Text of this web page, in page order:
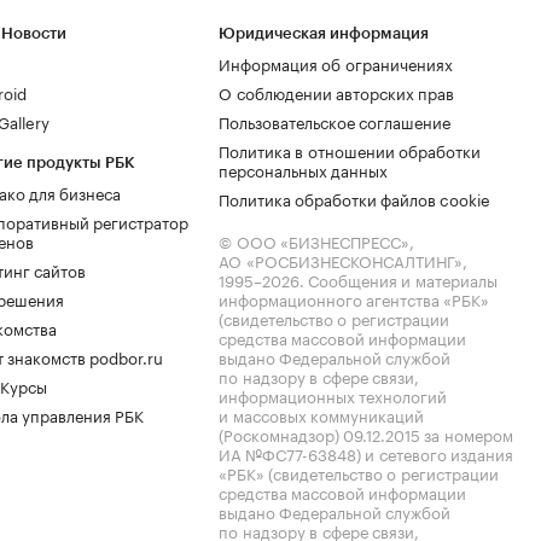
продукты РБК
для бизнеса
регистратор
сайтов
знакомств podbor.ru
управления РБК
Юридическая информация
Информация об ограничениях
О соблюдении авторских прав
Пользовательское соглашение
Политика в отношении обработки
персональных данных
Политика обработки файлов cookie
© ООО «БИЗНЕСПРЕСС»,
АО «РОСБИЗНЕСКОНСАЛТИНГ»,
1995–2026. Сообщения и материалы
информационного агентства «РБК»
(свидетельство о регистрации
средства массовой информации
выдано Федеральной службой
по надзору в сфере связи,
информационных технологий
и массовых коммуникаций
(Роскомнадзор) 09.12.2015 за номером
ИА №ФС77-63848) и сетевого издания
«РБК» (свидетельство о регистрации
средства массовой информации
выдано Федеральной службой
по надзору в сфере связи,